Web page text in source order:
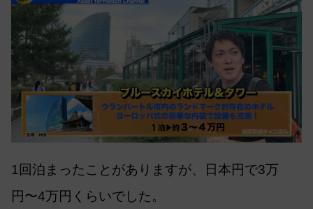
1回泊まったことがありますが、日本円で3万
円〜4万円くらいでした。